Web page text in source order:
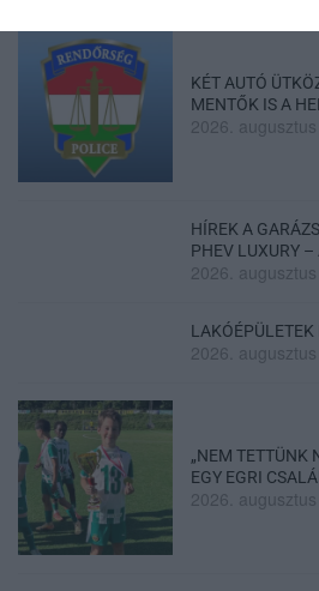
KÉT AUTÓ
MENTŐK IS A
2026.
HÍREK A
PHEV LUXURY –
2026.
LAKÓÉPÜLETEK
2026.
„NEM TETTÜNK
EGY EGRI
2026.